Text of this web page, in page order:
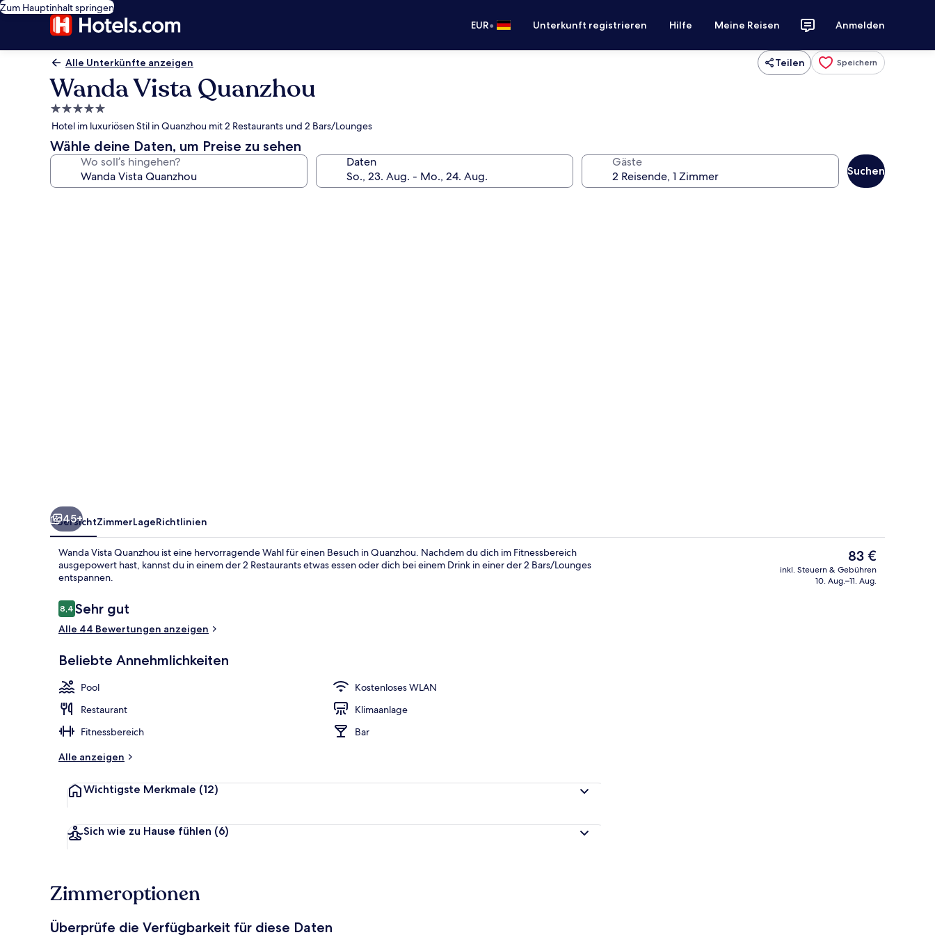
Zum Hauptinhalt springen
EUR• Unterkunft registrieren Hilfe Meine Reisen Anmelden
Alle Unterkünfte anzeigen Teilen Speichern
Wanda Vista Quanzhou
5.0-
Sterne-
Unterkunft
Hotel im luxuriösen Stil in Quanzhou mit 2 Restaurants und 2 Bars/Lounges
Wähle deine Daten, um Preise zu sehen
Wo soll’s hingehen? Daten Gäste
Suchen
2 Restaurants; Frühstück,
45+
ÜbersichtZimmerLageRichtlinien
Wanda Vista Quanzhou ist eine hervorragende Wahl für einen Besuch in Quanzhou. Nachdem du dich im Fitnessbereich
ausgepowert hast, kannst du in einem der 2 Restaurants etwas essen oder dich bei einem Drink in einer der 2 Bars/Lounges
entspannen.
Bewertungen
8,48,4 von 10.
Sehr gut
Alle 44 Bewertungen anzeigen
Beliebte Annehmlichkeiten
Pool
Kostenloses WLAN
Restaurant
Klimaanlage
Fitnessbereich
Bar
Alle anzeigen
Wichtigste Merkmale (12)
Sich wie zu Hause fühlen (6)
Der
aktuelle
Preis
83 €
inkl. Steuern & Gebühren
10. Aug.–11. Aug.
Zimmeroptionen
Überprüfe die Verfügbarkeit für diese Daten